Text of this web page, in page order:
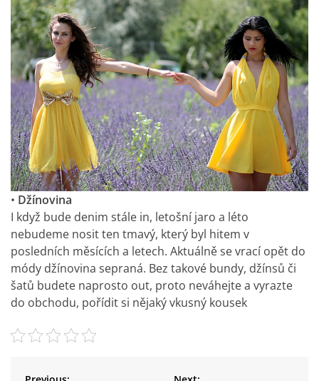
• Džínovina
I když bude denim stále in, letošní jaro a léto
nebudeme nosit ten tmavý, který byl hitem v
posledních měsících a letech. Aktuálně se vrací opět do
módy džínovina sepraná. Bez takové bundy, džínsů či
šatů budete naprosto out, proto neváhejte a vyrazte
do obchodu, pořídit si nějaký vkusný kousek